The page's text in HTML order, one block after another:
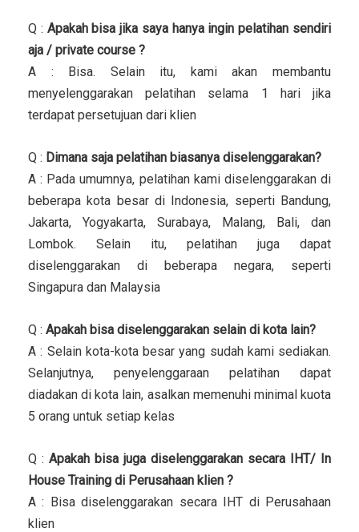
Q : Apakah bisa jika saya hanya ingin pelatihan sendiri
aja / private course ?
A : Bisa. Selain itu, kami akan membantu
menyelenggarakan pelatihan selama 1 hari jika
terdapat persetujuan dari klien
Q : Dimana saja pelatihan biasanya diselenggarakan?
A : Pada umumnya, pelatihan kami diselenggarakan di
beberapa kota besar di Indonesia, seperti Bandung,
Jakarta, Yogyakarta, Surabaya, Malang, Bali, dan
Lombok. Selain itu, pelatihan juga dapat
diselenggarakan di beberapa negara, seperti
Singapura dan Malaysia
Q : Apakah bisa diselenggarakan selain di kota lain?
A : Selain kota-kota besar yang sudah kami sediakan.
Selanjutnya, penyelenggaraan pelatihan dapat
diadakan di kota lain, asalkan memenuhi minimal kuota
5 orang untuk setiap kelas
Q : Apakah bisa juga diselenggarakan secara IHT/ In
House Training di Perusahaan klien ?
A : Bisa diselenggarakan secara IHT di Perusahaan
klien